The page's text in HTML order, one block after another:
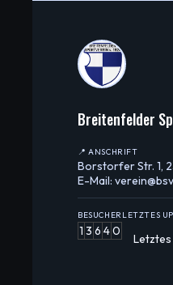
Breitenfelder
📍 ANSCHRIFT
Borstorfer Str. 1,
E-Mail:
BESUCHER
1 3 6 40
LETZTES
Letztes